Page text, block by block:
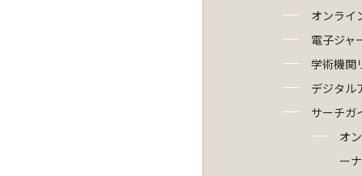
オンライ
電子ジャ
学術機関
デジタル
サーチガ
オ
ー